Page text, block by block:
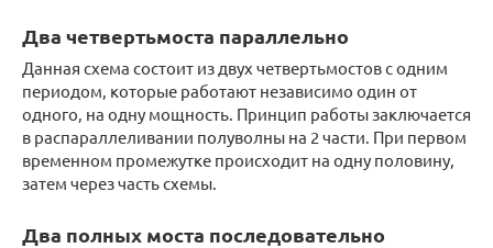
Два четвертьмоста параллельно
Данная схема состоит из двух четвертьмостов с одним
периодом, которые работают независимо один от
одного, на одну мощность. Принцип работы заключается
в распараллеливании полуволны на 2 части. При первом
временном промежутке происходит на одну половину,
затем через часть схемы.
Два полных моста последовательно